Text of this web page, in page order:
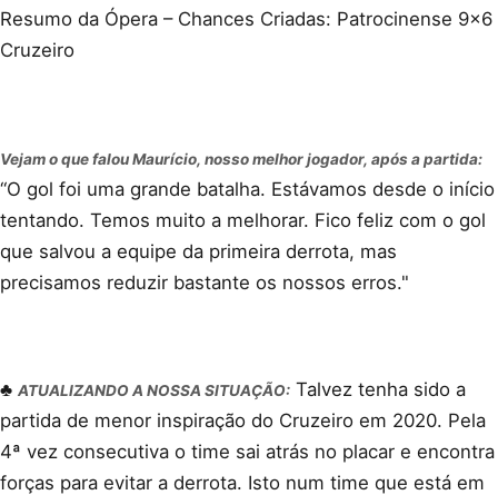
Resumo da Ópera – Chances Criadas: Patrocinense 9x6
Cruzeiro
Vejam o que falou Maurício, nosso melhor jogador, após a partida:
“O gol foi uma grande batalha. Estávamos desde o início
tentando. Temos muito a melhorar. Fico feliz com o gol
que salvou a equipe da primeira derrota, mas
precisamos reduzir bastante os nossos erros."
♣ ATUALIZANDO A NOSSA SITUAÇÃO: Talvez tenha sido a
partida de menor inspiração do Cruzeiro em 2020. Pela
4ª vez consecutiva o time sai atrás no placar e encontra
forças para evitar a derrota. Isto num time que está em